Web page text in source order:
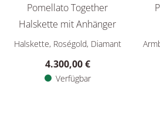
Pomellato Together
Halskette mit Anhänger
Pomellato Pomellato Together
Halskette, Roségold, Diamant
4.300,00 €
Verfügbar